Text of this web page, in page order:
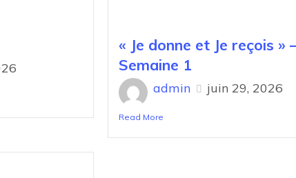
« Je donne et Je reçois »
Semaine 1
admin juin 29, 2026
Read More